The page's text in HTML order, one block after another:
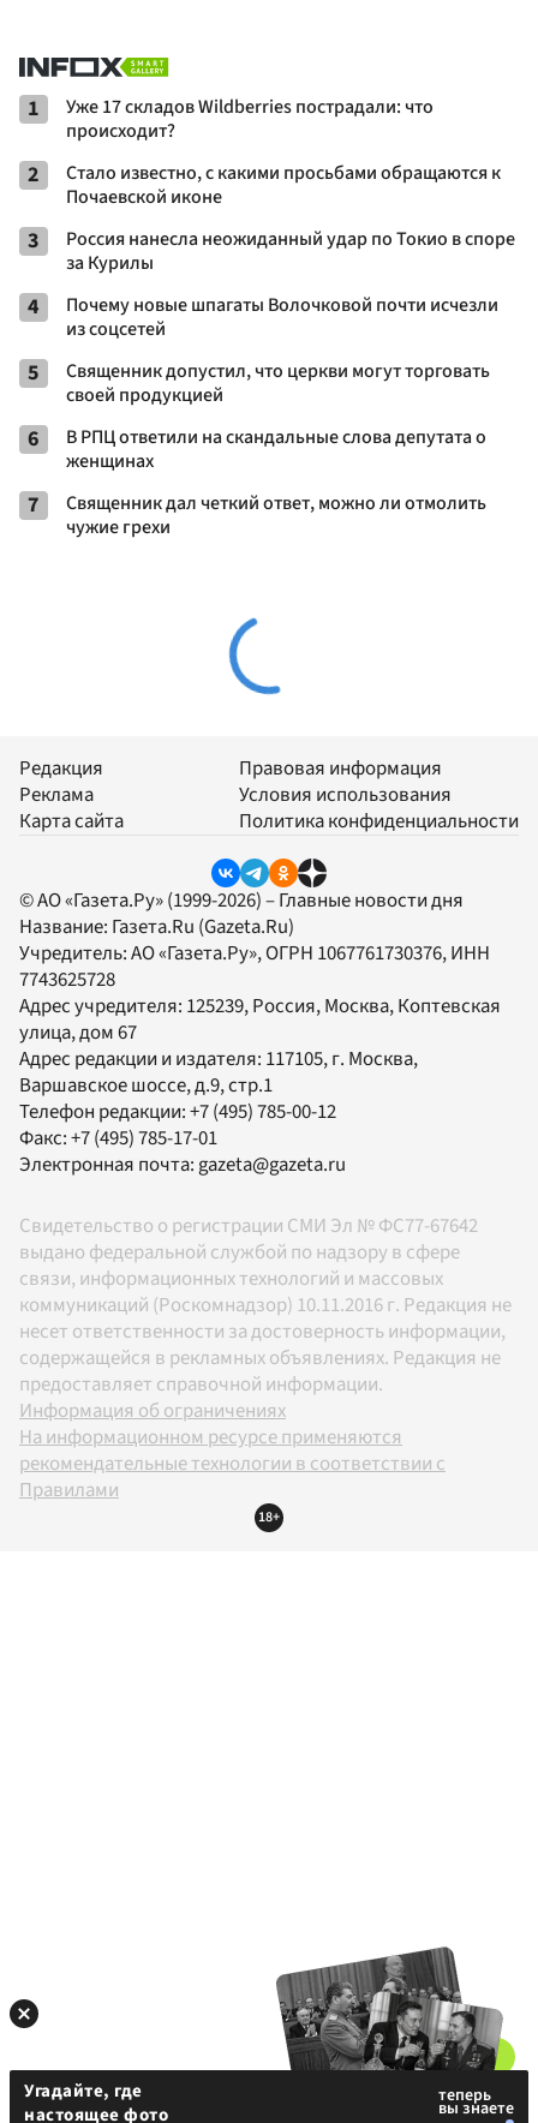
1
Уже 17 складов Wildberries пострадали: что
происходит?
2
Стало известно, с какими просьбами обращаются к
Почаевской иконе
3
Россия нанесла неожиданный удар по Токио в споре
за Курилы
4
Почему новые шпагаты Волочковой почти исчезли
из соцсетей
5
Священник допустил, что церкви могут торговать
своей продукцией
6
В РПЦ ответили на скандальные слова депутата о
женщинах
7
Священник дал четкий ответ, можно ли отмолить
чужие грехи
Редакция
Реклама
Карта сайта
Правовая информация
Условия использования
Политика конфиденциальности
© АО «Газета.Ру» (1999-2026) – Главные новости дня
Название: Газета.Ru (Gazeta.Ru)
Учредитель:АО «Газета.Ру», ОГРН 1067761730376, ИНН
7743625728
Адрес учредителя: 125239, Россия, Москва, Коптевская
улица, дом 67
Адрес редакции и издателя: 117105, г. Москва,
Варшавское шоссе, д.9, стр.1
Телефон редакции:+7 (495) 785-00-12
Факс:+7 (495) 785-17-01
Электронная почта:gazeta@gazeta.ru
Свидетельство о регистрации СМИ Эл № ФС77-67642
выдано федеральной службой по надзору в сфере
связи, информационных технологий и массовых
коммуникаций (Роскомнадзор) 10.11.2016 г. Редакция не
несет ответственности за достоверность информации,
содержащейся в рекламных объявлениях. Редакция не
предоставляет справочной информации.
Информация об ограничениях
На информационном ресурсе применяются
рекомендательные технологии в соответствии с
Правилами
18+
Угадайте, где
настоящее фото